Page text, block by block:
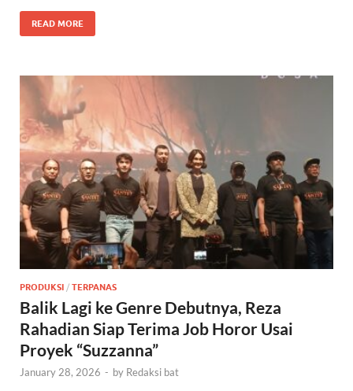
READ MORE
PRODUKSI / TERPANAS
Balik Lagi ke Genre Debutnya, Reza
Rahadian Siap Terima Job Horor Usai
Proyek “Suzzanna”
January 28, 2026 - by Redaksi bat